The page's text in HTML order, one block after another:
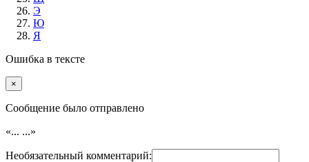
Э
Ю
Я
Ошибка в тексте
×
Cообщение было отправлено
«... ...»
Необязательный комментарий: